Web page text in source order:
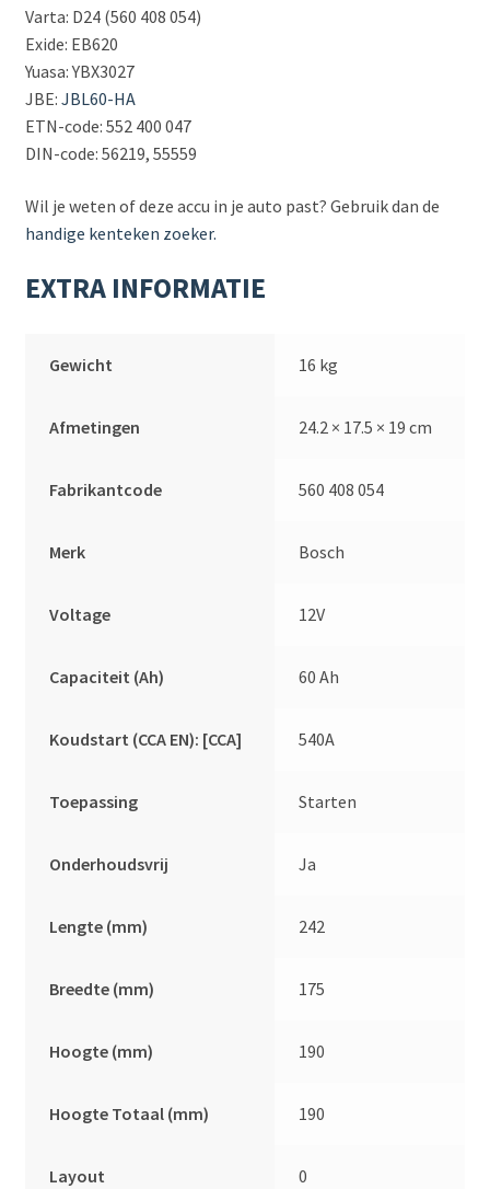
Varta: D24 (560 408 054)
Exide: EB620
Yuasa: YBX3027
JBE: JBL60-HA
ETN-code: 552 400 047
DIN-code: 56219, 55559
Wil je weten of deze accu in je auto past? Gebruik dan de
handige kenteken zoeker.
EXTRA INFORMATIE
Gewicht 16 kg
Afmetingen 24.2 × 17.5 × 19 cm
Fabrikantcode 560 408 054
Merk Bosch
Voltage 12V
Capaciteit (Ah) 60 Ah
Koudstart (CCA EN): [CCA] 540A
Toepassing Starten
Onderhoudsvrij Ja
Lengte (mm) 242
Breedte (mm) 175
Hoogte (mm) 190
Hoogte Totaal (mm) 190
Layout 0